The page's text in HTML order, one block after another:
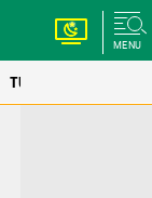
MENU
TUTORIAL